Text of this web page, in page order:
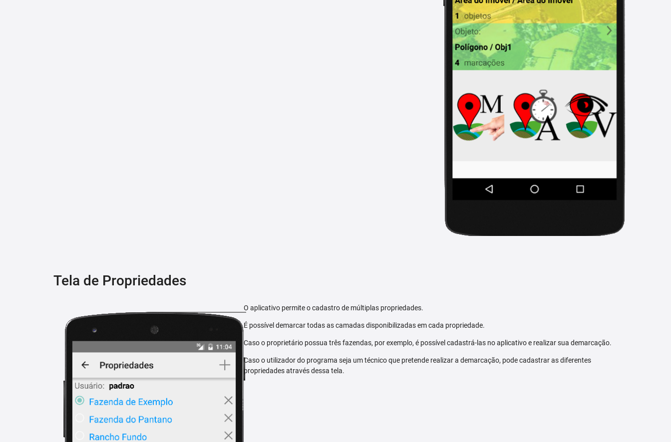
Tela de Propriedades
O aplicativo permite o cadastro de múltiplas propriedades.
É possível demarcar todas as camadas disponibilizadas em cada propriedade.
Caso o proprietário possua três fazendas, por exemplo, é possível cadastrá-las no aplicativo e realizar sua demarcação.
Caso o utilizador do programa seja um técnico que pretende realizar a demarcação, pode cadastrar as diferentes
propriedades através dessa tela.